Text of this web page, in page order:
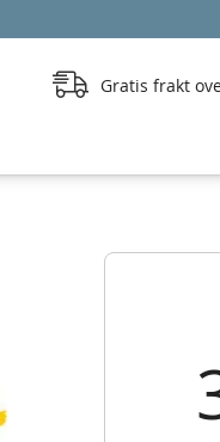
Gratis frakt